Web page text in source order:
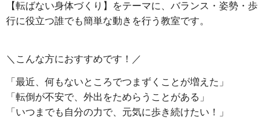
【転ばない身体づくり】をテーマに、バランス・姿勢・歩
行に役立つ誰でも簡単な動きを行う教室です。
＼こんな方におすすめです！／
「最近、何もないところでつまずくことが増えた」
「転倒が不安で、外出をためらうことがある」
「いつまでも自分の力で、元気に歩き続けたい！」